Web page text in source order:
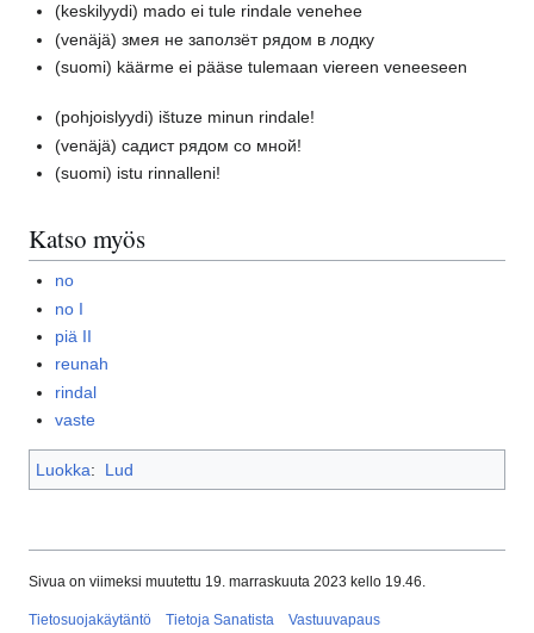
(keskilyydi) mado ei tule rindale venehee
(venäjä)змея не заползёт рядом в лодку
(suomi) käärme ei pääse tulemaan viereen veneeseen
(pohjoislyydi) ištuze minun rindale!
(venäjä)садист рядом со мной!
(suomi) istu rinnalleni!
Katso myös
no
no I
piä II
reunah
rindal
vaste
Luokka: Lud
Sivua on viimeksi muutettu 19. marraskuuta 2023 kello 19.46.
Tietosuojakäytäntö Tietoja Sanatista Vastuuvapaus